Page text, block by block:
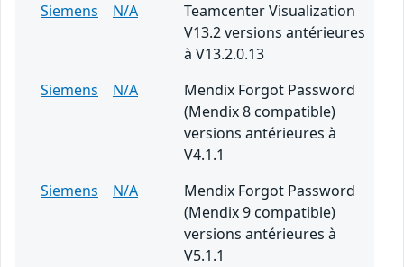
Siemens
N/A
Teamcenter Visualization
V13.2 versions antérieures
à V13.2.0.13
Siemens
N/A
Mendix Forgot Password
(Mendix 8 compatible)
versions antérieures à
V4.1.1
Siemens
N/A
Mendix Forgot Password
(Mendix 9 compatible)
versions antérieures à
V5.1.1